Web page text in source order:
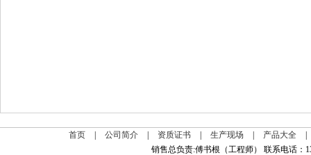
首页 | 公司简介 | 资质证书 | 生产现场 | 产品大全
|
销售总负责:傅书根（工程师） 联系电话：